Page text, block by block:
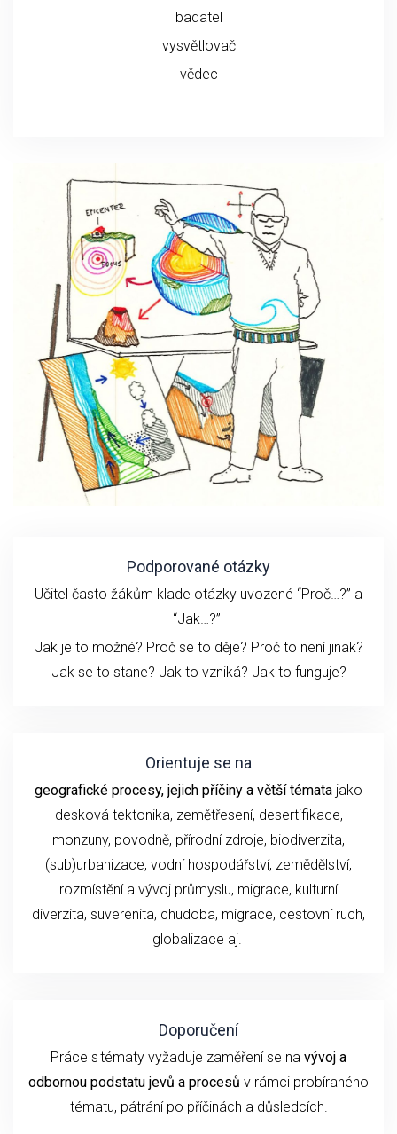
badatel
vysvětlovač
vědec
Podporované otázky
Učitel často žákům klade otázky uvozené “Proč…?” a
“Jak…?”
Jak je to možné? Proč se to děje? Proč to není jinak?
Jak se to stane? Jak to vzniká? Jak to funguje?
Orientuje se na
geografické procesy, jejich příčiny a větší témata jako
desková tektonika, zemětřesení, desertifikace,
monzuny, povodně, přírodní zdroje, biodiverzita,
(sub)urbanizace, vodní hospodářství, zemědělství,
rozmístění a vývoj průmyslu, migrace, kulturní
diverzita, suverenita, chudoba, migrace, cestovní ruch,
globalizace aj.
Doporučení
Práce s tématy vyžaduje zaměření se na vývoj a
odbornou podstatu jevů a procesů v rámci probíraného
tématu, pátrání po příčinách a důsledcích.